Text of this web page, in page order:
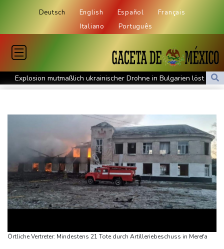
Deutsch English Español
Français
Italiano
Português
Explosion mutmaßlich ukrainischer Drohne in Bulgarien löst
diplomatische Verstimmung aus
Sieg auf der längsten Etappe: Vollering übernimmt
Gesamtführung
Drohne explodiert an der Grenze zwischen Rumänien und
Bulgarien nahe Gaspipeline
Lionel Messi trauert um seinen Vater
Absturz von Ultraleichtflugzeug: 72-jähriger Pilot stirbt in Baden-
Selenskyj warnt in Belgrad vor Folgen russischer Angriffe für
Örtliche Vertreter: Mindestens 21 Tote durch Artilleriebeschuss in Merefa